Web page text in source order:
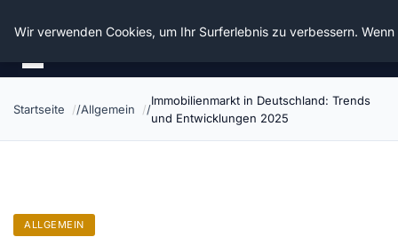
Die Schnitter
Startseite Allgemein
Immobilienmarkt in Deutschland: Trends
und Entwicklungen 2025
ALLGEMEIN
Wir verwenden Cookies, um Ihr Surferlebnis zu verbessern.